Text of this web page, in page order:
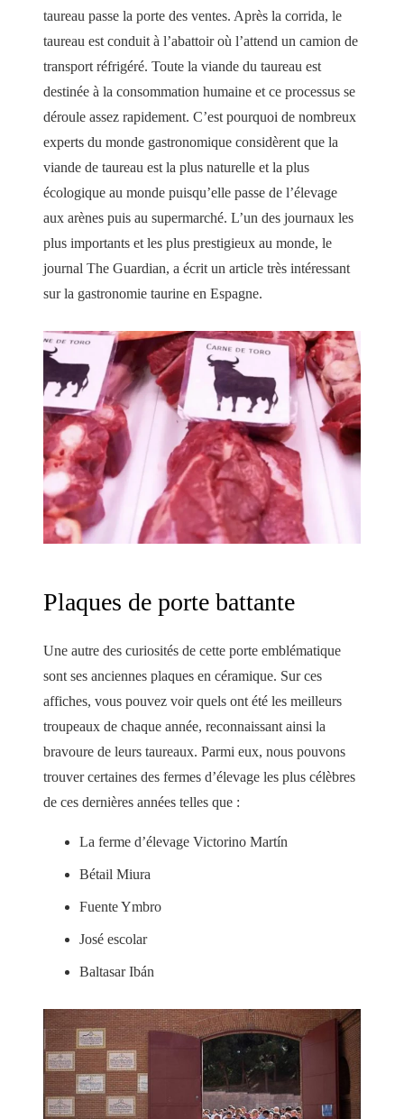
taureau passe la porte des ventes. Après la corrida, le
taureau est conduit à l’abattoir où l’attend un camion de
transport réfrigéré. Toute la viande du taureau est
destinée à la consommation humaine et ce processus se
déroule assez rapidement. C’est pourquoi de nombreux
experts du monde gastronomique considèrent que la
viande de taureau est la plus naturelle et la plus
écologique au monde puisqu’elle passe de l’élevage
aux arènes puis au supermarché. L’un des journaux les
plus importants et les plus prestigieux au monde, le
journal The Guardian, a écrit un article très intéressant
sur la gastronomie taurine en Espagne.
Plaques de porte battante
Une autre des curiosités de cette porte emblématique
sont ses anciennes plaques en céramique. Sur ces
affiches, vous pouvez voir quels ont été les meilleurs
troupeaux de chaque année, reconnaissant ainsi la
bravoure de leurs taureaux. Parmi eux, nous pouvons
trouver certaines des fermes d’élevage les plus célèbres
de ces dernières années telles que :
La ferme d’élevage Victorino Martín
Bétail Miura
Fuente Ymbro
José escolar
Baltasar Ibán